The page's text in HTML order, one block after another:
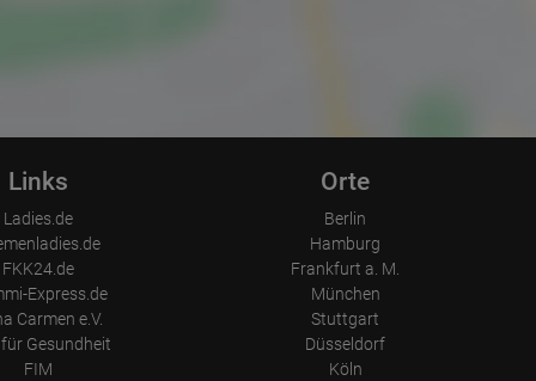
Links
Ladies.de
FKK24.de
Express.de
Carmen e.V.
Gesundheit
FIM
Orte
Berlin
Hamburg
Frankfurt a. M.
München
Stuttgart
Düsseldorf
Köln